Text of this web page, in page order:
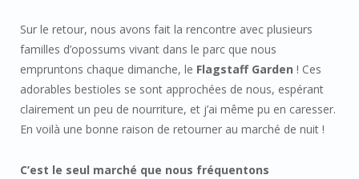
Sur le retour, nous avons fait la rencontre avec plusieurs
familles d’opossums vivant dans le parc que nous
empruntons chaque dimanche, le Flagstaff Garden ! Ces
adorables bestioles se sont approchées de nous, espérant
clairement un peu de nourriture, et j’ai même pu en caresser.
En voilà une bonne raison de retourner au marché de nuit !
C’est le seul marché que nous fréquentons